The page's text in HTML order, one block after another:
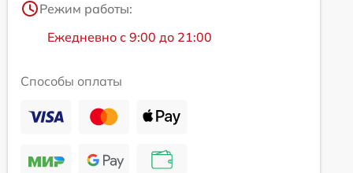
Режим работы:
Ежедневно с 9:00 до 21:00
Способы оплаты